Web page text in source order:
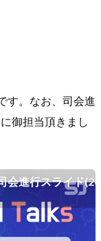
す。なお、司会進
御担当頂きまし